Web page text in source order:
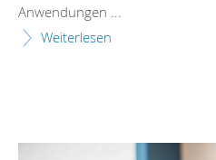
Anwendungen ...
Weiterlesen